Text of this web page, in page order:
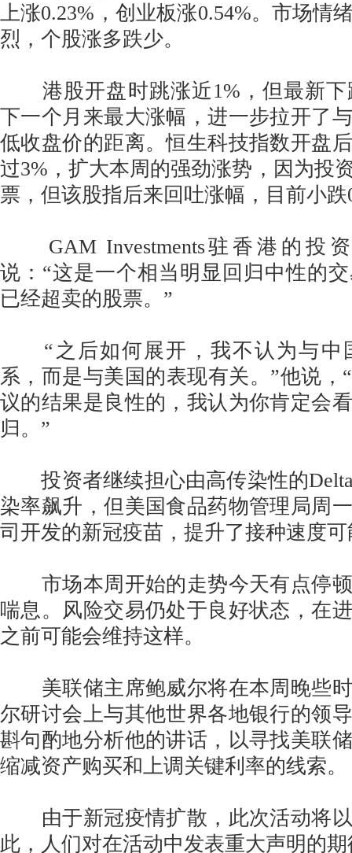
上涨0.23%，创业板涨0.54%。市场情
烈，个股涨多跌少。
港股开盘时跳涨近1%，但最新下
下一个月来最大涨幅，进一步拉开了
低收盘价的距离。恒生科技指数开盘
过3%，扩大本周的强劲涨势，因为投
票，但该股指后来回吐涨幅，目前小跌
GAM Investments驻香港的投资
说：“这是一个相当明显回归中性的
已经超卖的股票。”
“之后如何展开，我不认为与中
系，而是与美国的表现有关。”他说，
议的结果是良性的，我认为你肯定会
归。”
投资者继续担心由高传染性的
染率飙升，但美国食品药物管理局周
司开发的新冠疫苗，提升了接种速度
市场本周开始的走势今天有点停顿
喘息。风险交易仍处于良好状态，在
之前可能会维持这样。
美联储主席鲍威尔将在本周晚些时
尔研讨会上与其他世界各地银行的领
斟句酌地分析他的讲话，以寻找美联
缩减资产购买和上调关键利率的线索。
由于新冠疫情扩散，此次活动将以
此，人们对在活动中发表重大声明的